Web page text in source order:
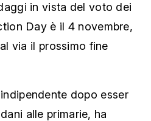
in vista del voto dei
Day è il 4 novembre,
via il prossimo fine
dopo esser
alle primarie, ha